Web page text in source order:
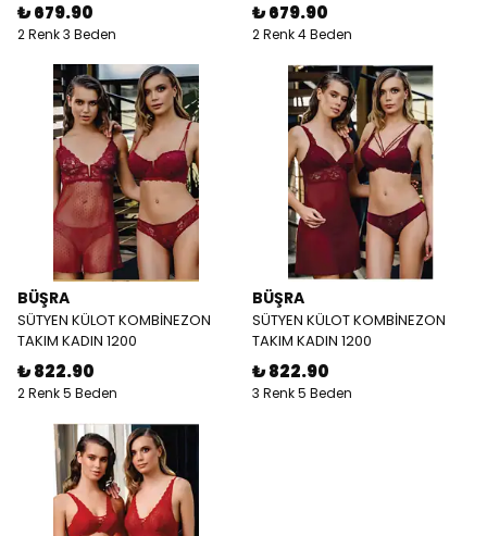
₺ 679.90
2 Renk 3 Beden
₺ 679.90
2 Renk 4 Beden
BÜŞRA
SÜTYEN KÜLOT KOMBİNEZON
TAKIM KADIN 1200
₺ 822.90
2 Renk 5 Beden
BÜŞRA
SÜTYEN KÜLOT KOMBİNEZON
TAKIM KADIN 1200
₺ 822.90
3 Renk 5 Beden